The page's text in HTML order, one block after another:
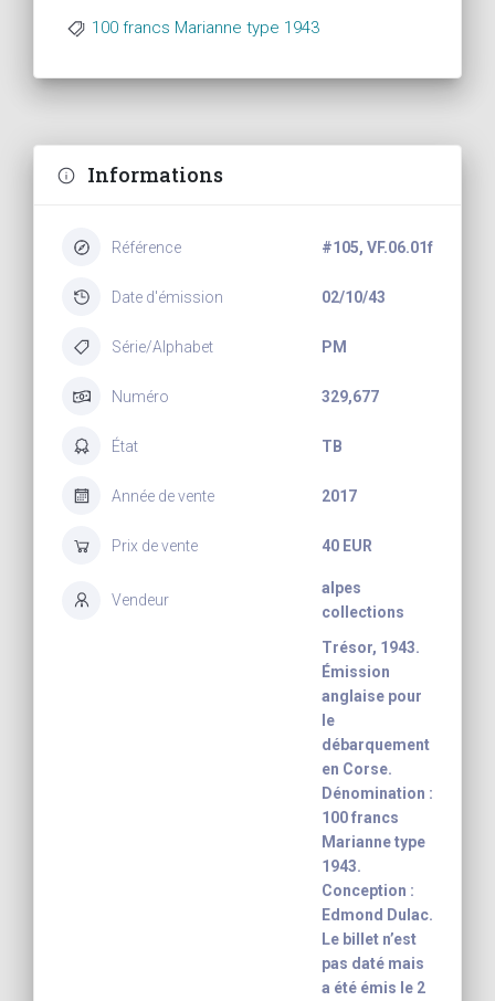
100 francs Marianne type 1943
Informations
Référence #105, VF.06.01f
Date d'émission 02/10/43
Série/Alphabet PM
Numéro 329,677
État TB
Année de vente 2017
Prix de vente 40 EUR
Vendeur
alpes
collections
Trésor, 1943.
Émission
anglaise pour
le
débarquement
en Corse.
Dénomination :
100 francs
Marianne type
1943.
Conception :
Edmond Dulac.
Le billet n’est
pas daté mais
a été émis le 2